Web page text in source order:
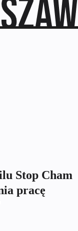
Stop Cham
pracę